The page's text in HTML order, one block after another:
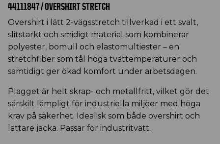
44111847 / OVERSHIRT STRETCH
Overshirt i lätt 2-vägsstretch tillverkad i ett svalt,
slitstarkt och smidigt material som kombinerar
polyester, bomull och elastomultiester – en
stretchfiber som tål höga tvättemperaturer och
samtidigt ger ökad komfort under arbetsdagen.
Plagget är helt skrap- och metallfritt, vilket gör det
särskilt lämpligt för industriella miljöer med höga
krav på säkerhet. Idealisk som både overshirt och
lättare jacka. Passar för industritvätt.